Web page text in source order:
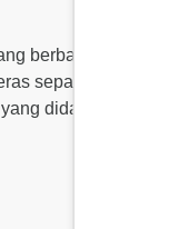
berbasis di
sepanjang
didambakan.